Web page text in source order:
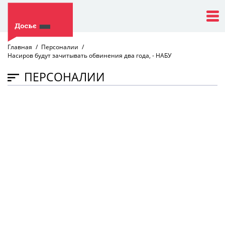
Главная
Персоналии
Насиров будут зачитывать обвинения два года, - НАБУ
ПЕРСОНАЛИИ